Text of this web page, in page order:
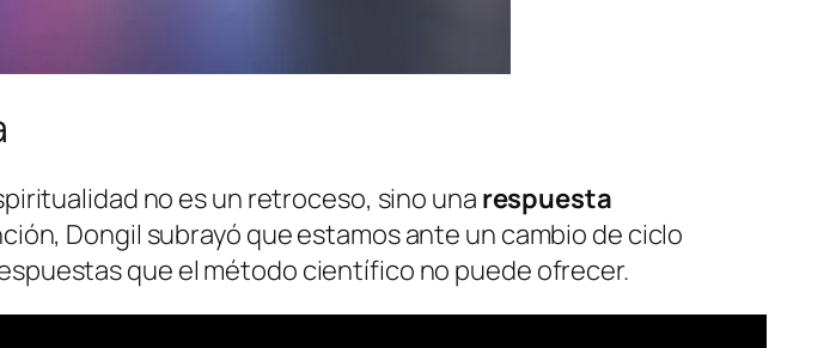
no es un retroceso, sino una respuesta
Dongil subrayó que estamos ante un cambio de ciclo
que el método científico no puede ofrecer.